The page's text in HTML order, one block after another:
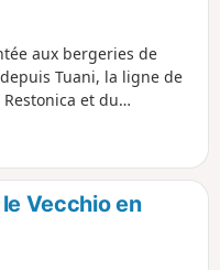
aux bergeries de
Tuani, la ligne de
et du
Paglia Orba,
Vecchio en